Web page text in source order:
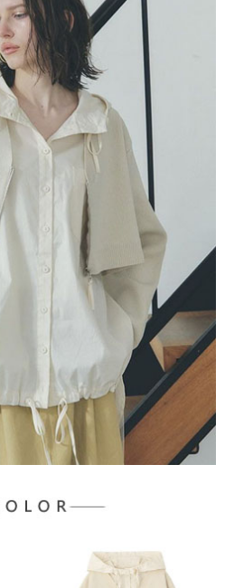
「超商條碼／台灣大直營門市／銀行轉
通路繳費。
公司」（以下簡稱本公司）所提供，讓
品或服務，並由商店將買賣／分期付款
用本公司帳單繳交帳款。
」之契約關係目的，商店將以您的個人
予台灣大哥大進項蒐集、處理及利用，
資料之確認、核對及更正。
結：
https://oppay.tw/userRule
後付」後，將跳轉至「AFTEE先享後付」
額後，即可完成結帳。
通知簡訊。
點擊此簡訊中的連結，可透過四大超商／
款，方視為交易完成。
刻繳費，但若您需要取消訂單，請聯絡
之訂單仍視為有效，需透過AFTEE先享
後付 」之結帳頁面顯示為準，若有關於
等相關疑問，請聯繫「AFTEE先享後付
support/home
供之「AFTEE先享後付」服務完成之交
人資料，並將交易相關給付款項請求債
以下網址：
定代理人或監護人之同意方可使用
申辦者引起之損失，本公司不負相關責
將依據個別帳號之用戶狀況，依本公司即
有額度不足之情形，本公司將視審查結果
人資訊註冊。若發現惡意使用之情形，
用戶之使用額度並採取法律行動。
)免運費
)免運費
)免運費
)免運費
)免運費
)免運費